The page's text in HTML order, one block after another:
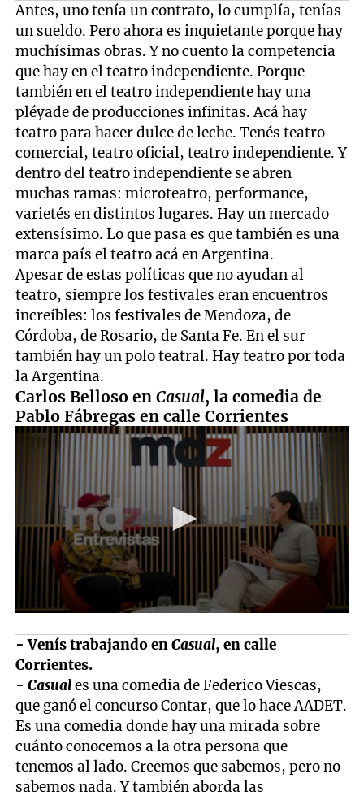
Antes, uno tenía un contrato, lo cumplía, tenías
un sueldo. Pero ahora es inquietante porque hay
muchísimas obras. Y no cuento la competencia
que hay en el teatro independiente. Porque
también en el teatro independiente hay una
pléyade de producciones infinitas. Acá hay
teatro para hacer dulce de leche. Tenés teatro
comercial, teatro oficial, teatro independiente. Y
dentro del teatro independiente se abren
muchas ramas: microteatro, performance,
varietés en distintos lugares. Hay un mercado
extensísimo. Lo que pasa es que también es una
marca país el teatro acá en Argentina.
Apesar de estas políticas que no ayudan al
teatro, siempre los festivales eran encuentros
increíbles: los festivales de Mendoza, de
Córdoba, de Rosario, de Santa Fe. En el sur
también hay un polo teatral. Hay teatro por toda
la Argentina.
Carlos Belloso enCasual, la comedia de
Pablo Fábregas en calle Corrientes
- Venís trabajando enCasual, en calle
Corrientes.
-Casuales una comedia de Federico Viescas,
que ganó el concurso Contar, que lo hace AADET.
Es una comedia donde hay una mirada sobre
cuánto conocemos a la otra persona que
tenemos al lado. Creemos que sabemos, pero no
sabemos nada. Y también aborda las